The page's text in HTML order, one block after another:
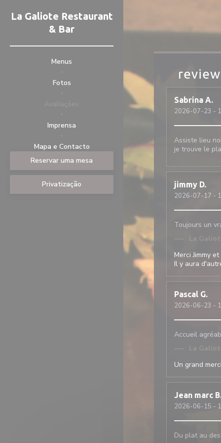
La Galiote Restaurant
& Bar
Menus
Fotos
Avaliações
Imprensa
((abre numa nova janela))
((abre numa nova janela))
Mapa e Contacto
Reservar uma mesa
Privatização
Sabrina A
2026-07-23 -
Assiste lieu
je trouve le
jimmy D
2026-07-17 -
Toujours un
La
Merci Jimmy
Il y aura
Pascal G
2026-06-23 -
Accueil
La
Un grand
Jean marc B
2026-06-15 -
Du plat au